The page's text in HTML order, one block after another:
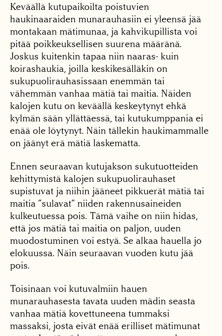
Keväällä kutupaikoilta poistuvien
haukinaaraiden munarauhasiin ei yleensä jää
montakaan mätimunaa, ja kahvikupillista voi
pitää poikkeuksellisen suurena määränä.
Joskus kuitenkin tapaa niin naaras- kuin
koirashaukia, joilla keskikesälläkin on
sukupuolirauhasissaan enemmän tai
vähemmän vanhaa mätiä tai maitia. Näiden
kalojen kutu on keväällä keskeytynyt ehkä
kylmän sään yllättäessä, tai kutukumppania ei
enää ole löytynyt. Näin tällekin haukimammalle
on jäänyt erä mätiä laskematta.
Ennen seuraavan kutujakson sukutuotteiden
kehittymistä kalojen sukupuolirauhaset
supistuvat ja niihin jääneet pikkuerät mätiä tai
maitia ”sulavat” niiden rakennusaineiden
kulkeutuessa pois. Tämä vaihe on niin hidas,
että jos mätiä tai maitia on paljon, uuden
muodostuminen voi estyä. Se alkaa hauella jo
elokuussa. Näin seuraavan vuoden kutu jää
pois.
Toisinaan voi kutuvalmiin hauen
munarauhasesta tavata uuden mädin seasta
vanhaa mätiä kovettuneena tummaksi
massaksi, josta eivät enää erilliset mätimunat